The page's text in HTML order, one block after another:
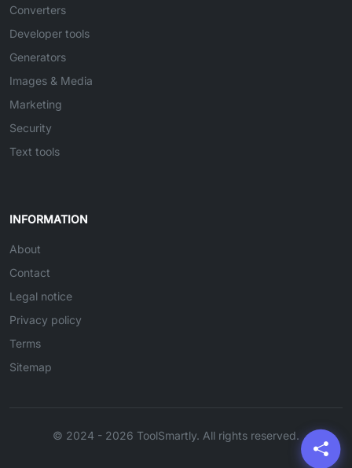
Converters
Developer tools
Generators
Images & Media
Marketing
Security
Text tools
INFORMATION
About
Contact
Legal notice
Privacy policy
Terms
Sitemap
© 2024 - 2026 ToolSmartly. All rights reserved.